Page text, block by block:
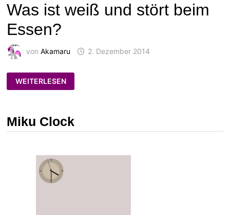
EINS
Was ist weiß und stört beim
Essen?
von Akamaru 2. Dezember 2014
WAS
IST
WEISS U
SSEN?
WEITERLESEN
Miku Clock